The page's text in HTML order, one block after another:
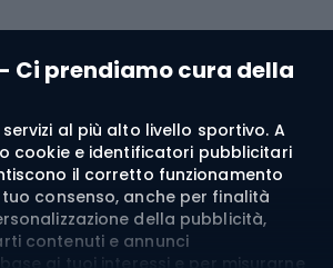
Ci prendiamo cura della
al più alto livello sportivo. A
cookie e identificatori pubblicitari
il corretto funzionamento
consenso, anche per finalità
della pubblicità,
contenuti e annunci
ai tuoi interessi e per misurarne